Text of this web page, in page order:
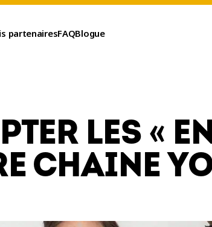
partenairesFAQBlogue
LES «
CHAINE